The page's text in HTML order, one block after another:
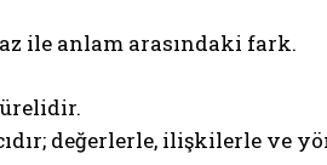
ile anlam arasındaki fark.
değerlerle, ilişkilerle ve